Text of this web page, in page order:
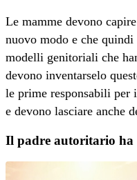
Le mamme devono
nuovo modo e che
modelli genitoriali che
devono inventarselo
le prime responsabili per
e devono lasciare anche
Il padre autoritario ha